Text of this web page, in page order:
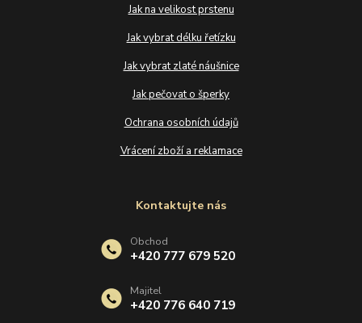
Jak na velikost prstenu
Jak vybrat délku řetízku
Jak vybrat zlaté náušnice
Jak pečovat o šperky
Ochrana osobních údajů
Vrácení zboží a reklamace
Kontaktujte nás
Obchod
+420 777 679 520
Majitel
+420 776 640 719